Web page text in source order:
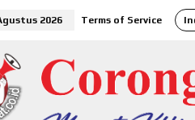
2026 Terms of Service